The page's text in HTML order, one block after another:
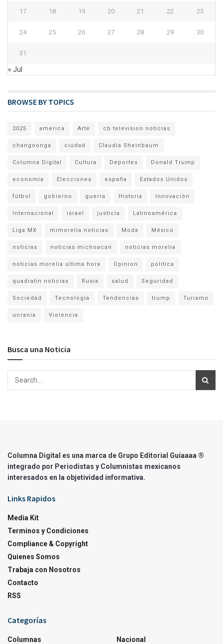
17 18 19 20 21 22 23
24 25 26 27 28 29 30
31
« Jul
BROWSE BY TOPICS
2025 america Arte cb television noticias
changoonga ciudad Claudia Sheinbaum
Columna Digital Cultura Deportes Donald Trump
economia Elecciones españa Estados Unidos
fútbol gobierno guerra Historia Innovación
Internacional israel justicia Latinoamérica
Liga MX mimorelia noticias Moda México
noticias noticias michoacan noticias morelia
noticias morelia ultima hora Opinion politica
quadratin noticias Rusia salud Seguridad
Sociedad Tecnología Tendencias trump Turismo
ucrania Violencia
Busca una Noticia
Columna Digital es una marca de Grupo Editorial Guíaaaa ®
integrado por Periodistas y Columnistas mexicanos
interesados en la objetividad informativa.
Links Rapidos
Media Kit
Terminos y Condiciones
Compliance & Copyright
Quienes Somos
Trabaja con Nosotros
Contacto
RSS
Categorías
Columnas
Nacional